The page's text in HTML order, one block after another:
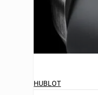
HUBLOT